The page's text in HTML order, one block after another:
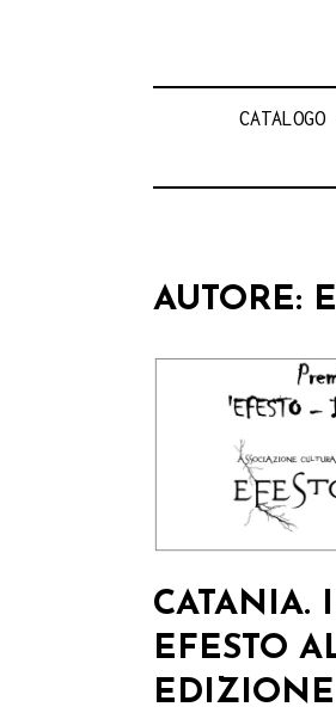
AUTORE:
CATANIA.
EFESTO
EDIZIONE